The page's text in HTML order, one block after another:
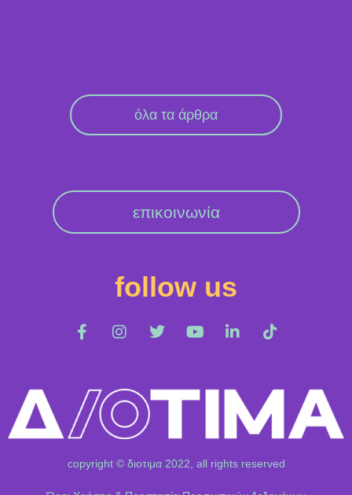
όλα τα άρθρα
επικοινωνία
follow us
copyright © διοτιμα 2022, all rights reserved